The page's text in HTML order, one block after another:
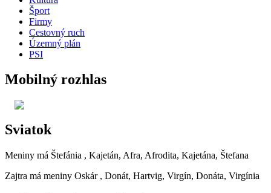
Šport
Firmy
Cestovný ruch
Územný plán
PSI
Mobilný rozhlas
Sviatok
Meniny má Štefánia , Kajetán, Afra, Afrodita, Kajetána, Štefana
Zajtra má meniny Oskár , Donát, Hartvig, Virgín, Donáta, Virgínia